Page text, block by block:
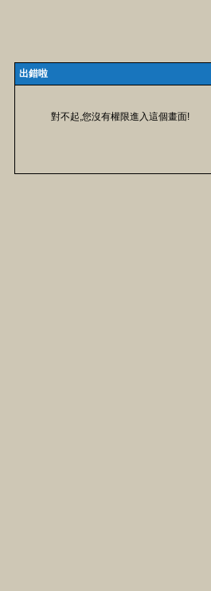
出錯啦
對不起,您沒有權限進入這個畫面!